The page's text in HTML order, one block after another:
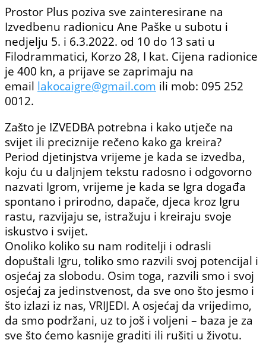
Prostor Plus poziva sve zainteresirane na
Izvedbenu radionicu Ane Paške u subotu i
nedjelju 5. i 6.3.2022. od 10 do 13 sati u
Filodrammatici, Korzo 28, I kat. Cijena radionice
je 400 kn, a prijave se zaprimaju na
email lakocaigre@gmail.com ili mob: 095 252
0012.
Zašto je IZVEDBA potrebna i kako utječe na
svijet ili preciznije rečeno kako ga kreira?
Period djetinjstva vrijeme je kada se izvedba,
koju ću u daljnjem tekstu radosno i odgovorno
nazvati Igrom, vrijeme je kada se Igra događa
spontano i prirodno, dapače, djeca kroz Igru
rastu, razvijaju se, istražuju i kreiraju svoje
iskustvo i svijet.
Onoliko koliko su nam roditelji i odrasli
dopuštali Igru, toliko smo razvili svoj potencijal i
osjećaj za slobodu. Osim toga, razvili smo i svoj
osjećaj za jedinstvenost, da sve ono što jesmo i
što izlazi iz nas, VRIJEDI. A osjećaj da vrijedimo,
da smo podržani, uz to još i voljeni – baza je za
sve što ćemo kasnije graditi ili rušiti u životu.